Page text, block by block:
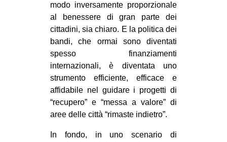
modo inversamente proporzionale
al benessere di gran parte dei
cittadini, sia chiaro. E la politica dei
bandi, che ormai sono diventati
spesso finanziamenti
internazionali, è diventata uno
strumento efficiente, efficace e
affidabile nel guidare i progetti di
“recupero” e “messa a valore” di
aree delle città “rimaste indietro”.
In fondo, in uno scenario di